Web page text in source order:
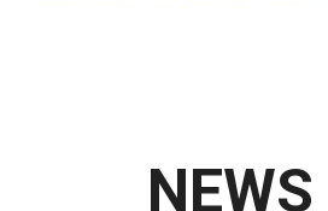
NEWS